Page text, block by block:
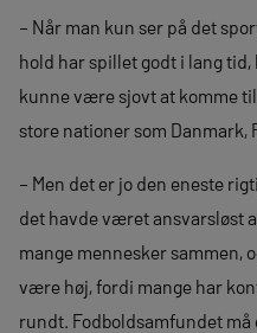
– Når man kun ser på det
hold har spillet godt i lang
kunne være sjovt at komme
store nationer som Danmark,
– Men det er jo den eneste
det havde været ansvarsløst
mange mennesker sammen,
være høj, fordi mange har
rundt. Fodboldsamfundet må